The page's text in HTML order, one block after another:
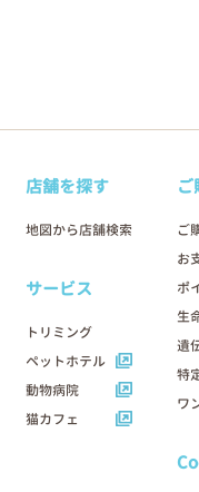
店舗を探す
地図から店舗検索
サービス
トリミング
ペットホテル
動物病院
猫カフェ
ご
お
ポ
生
遺
特
ワ